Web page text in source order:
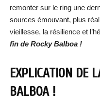
remonter sur le ring une
sources émouvant, plus
vieillesse, la résilience et
fin de Rocky Balboa !
EXPLICATION DE
BALBOA !